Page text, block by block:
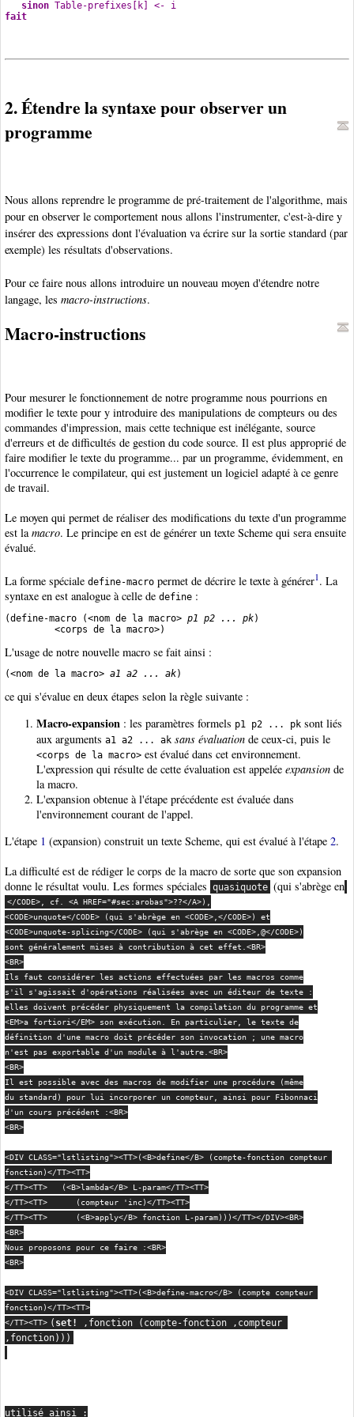
sinon Table-prefixes[k] <- i
fait
2. Étendre la syntaxe pour observer un
programme
Nous allons reprendre le programme de pré-traitement de l'algorithme, mais
pour en observer le comportement nous allons l'instrumenter, c'est-à-dire y
insérer des expressions dont l'évaluation va écrire sur la sortie standard (par
exemple) les résultats d'observations.
Pour ce faire nous allons introduire un nouveau moyen d'étendre notre
langage, les macro-instructions.
Macro-instructions
Pour mesurer le fonctionnement de notre programme nous pourrions en
modifier le texte pour y introduire des manipulations de compteurs ou des
commandes d'impression, mais cette technique est inélégante, source
d'erreurs et de difficultés de gestion du code source. Il est plus approprié de
faire modifier le texte du programme... par un programme, évidemment, en
l'occurrence le compilateur, qui est justement un logiciel adapté à ce genre
de travail.
Le moyen qui permet de réaliser des modifications du texte d'un programme
est lamacro. Le principe en est de générer un texte Scheme qui sera ensuite
évalué.
La forme spéciale define-macro permet de décrire le texte à générer1. La
syntaxe en est analogue à celle de define :
(define-macro (<nom de la macro> p1 p2 ... pk)
L'usage de notre nouvelle macro se fait ainsi :
(<nom de la macro> a1 a2 ... ak
ce qui s'évalue en deux étapes selon la règle suivante :
Macro-expansion : les paramètres formels p1 p2 ... pk sont liés
aux arguments a1 a2 ... ak sans évaluation de ceux-ci, puis le
<corps de la macro> est évalué dans cet environnement.
L'expression qui résulte de cette évaluation est appelée expansion de
la macro.
L'expansion obtenue à l'étape précédente est évaluée dans
l'environnement courant de l'appel.
L'étape 1 (expansion) construit un texte Scheme, qui est évalué à l'étape 2.
La difficulté est de rédiger le corps de la macro de sorte que son expansion
donne le résultat voulu. Les formes spéciales quasiquote (qui s'abrège en
</CODE>, cf. <A HREF="#sec:arobas">??</A>),
<CODE>unquote</CODE> (qui s'abrège en <CODE>,</CODE>) et
<CODE>unquote-splicing</CODE> (qui s'abrège en <CODE>,@</CODE>)
sont généralement mises à contribution à cet effet.<BR>
<BR>
Ils faut considérer les actions effectuées par les macros comme
s'il s'agissait d'opérations réalisées avec un éditeur de texte :
elles doivent précéder physiquement la compilation du programme et
<EM>a fortiori</EM> son exécution. En particulier, le texte de
définition d'une macro doit précéder son invocation ; une macro
n'est pas exportable d'un module à l'autre.<BR>
<BR>
Il est possible avec des macros de modifier une procédure (même
du standard) pour lui incorporer un compteur, ainsi pour Fibonnaci
d'un cours précédent :<BR>
<BR>
<DIV CLASS="lstlisting"><TT>(<B>define</B> (compte-fonction compteur
fonction)</TT><TT>
</TT><TT>   (<B>lambda</B> L-param</TT><TT>
</TT><TT>      (compteur 'inc)</TT><TT>
</TT><TT>      (<B>apply</B> fonction L-param)))</TT></DIV><BR>
<BR>
Nous proposons pour ce faire :<BR>
<BR>
<DIV CLASS="lstlisting"><TT>(<B>define-macro</B> (compte compteur
fonction)</TT><TT>
</TT><TT> ( set!
,fonction (compte-fonction ,compteur
,fonction)))
utilisé ainsi :